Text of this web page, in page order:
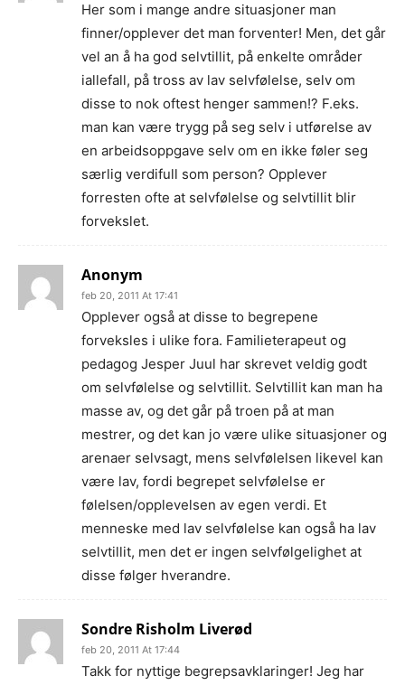
Her som i mange andre situasjoner man
finner/opplever det man forventer! Men, det går
vel an å ha god selvtillit, på enkelte områder
iallefall, på tross av lav selvfølelse, selv om
disse to nok oftest henger sammen!? F.eks.
man kan være trygg på seg selv i utførelse av
en arbeidsoppgave selv om en ikke føler seg
særlig verdifull som person? Opplever
forresten ofte at selvfølelse og selvtillit blir
forvekslet.
Anonym
feb 20, 2011 At 17:41
Opplever også at disse to begrepene
forveksles i ulike fora. Familieterapeut og
pedagog Jesper Juul har skrevet veldig godt
om selvfølelse og selvtillit. Selvtillit kan man ha
masse av, og det går på troen på at man
mestrer, og det kan jo være ulike situasjoner og
arenaer selvsagt, mens selvfølelsen likevel kan
være lav, fordi begrepet selvfølelse er
følelsen/opplevelsen av egen verdi. Et
menneske med lav selvfølelse kan også ha lav
selvtillit, men det er ingen selvfølgelighet at
disse følger hverandre.
Sondre Risholm Liverød
feb 20, 2011 At 17:44
Takk for nyttige begrepsavklaringer! Jeg har